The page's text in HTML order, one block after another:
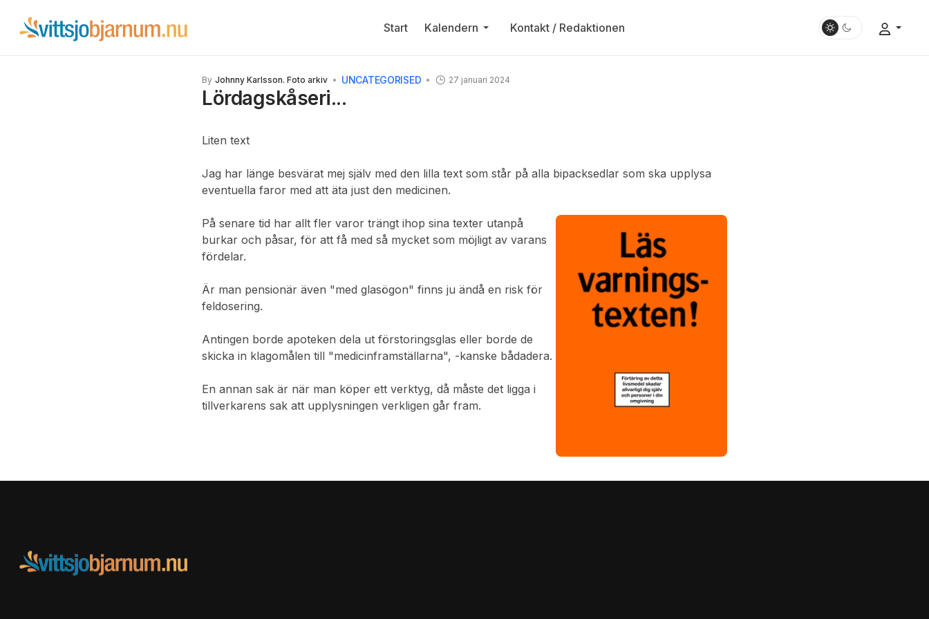
Start Kalendern Kontakt / Redaktionen
By Johnny Karlsson. Foto arkiv UNCATEGORISED 27 januari 2024
Lördagskåseri...
Liten text
Jag har länge besvärat mej själv med den lilla text som står på alla bipacksedlar som ska upplysa
eventuella faror med att äta just den medicinen.
På senare tid har allt fler varor trängt ihop sina texter utanpå
burkar och påsar, för att få med så mycket som möjligt av varans
fördelar.
Är man pensionär även "med glasögon" finns ju ändå en risk för
feldosering.
Antingen borde apoteken dela ut förstoringsglas eller borde de
skicka in klagomålen till "medicinframställarna", -kanske bådadera.
En annan sak är när man köper ett verktyg, då måste det ligga i
tillverkarens sak att upplysningen verkligen går fram.